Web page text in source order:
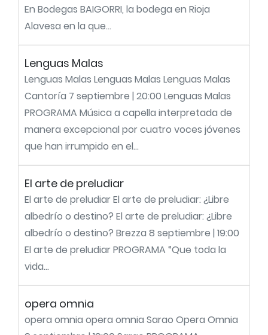
En Bodegas BAIGORRI, la bodega en Rioja
Alavesa en la que...
Lenguas Malas
Lenguas Malas Lenguas Malas Lenguas Malas
Cantoría 7 septiembre | 20:00 Lenguas Malas
PROGRAMA Música a capella interpretada de
manera excepcional por cuatro voces jóvenes
que han irrumpido en el...
El arte de preludiar
El arte de preludiar El arte de preludiar: ¿Libre
albedrío o destino? El arte de preludiar: ¿Libre
albedrío o destino? Brezza 8 septiembre | 19:00
El arte de preludiar PROGRAMA “Que toda la
vida...
opera omnia
opera omnia opera omnia Sarao Opera Omnia